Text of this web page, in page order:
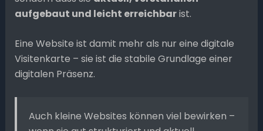
aufgebaut und leicht erreichbarist.
Eine Website ist damit mehr als nur eine digitale
Visitenkarte – sie ist die stabile Grundlage einer
digitalen Präsenz.
Auch kleine Websites können viel bewirken –